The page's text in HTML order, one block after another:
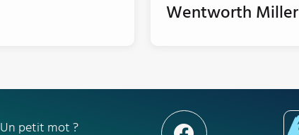
Wentworth Miller
Un petit mot ?